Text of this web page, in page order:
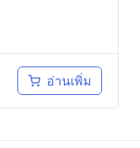
อ่านเพิ่ม